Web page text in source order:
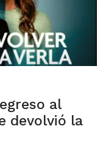
al
devolvió la